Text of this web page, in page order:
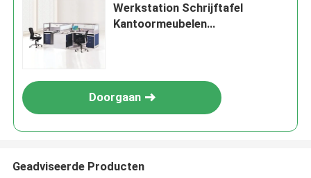
Werkstation Schrijftafel
Kantoormeubelen
Doorgaan
Geadviseerde Producten